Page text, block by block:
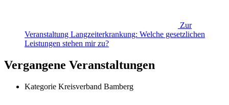
Zur
Veranstaltung Langzeiterkrankung: Welche gesetzlichen
Leistungen stehen mir zu?
Vergangene Veranstaltungen
Kategorie Kreisverband Bamberg